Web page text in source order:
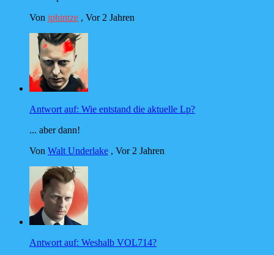
Von jphintze , Vor 2 Jahren
Antwort auf: Wie entstand die aktuelle Lp?
... aber dann!
Von Walt Underlake , Vor 2 Jahren
Antwort auf: Weshalb VOL714?